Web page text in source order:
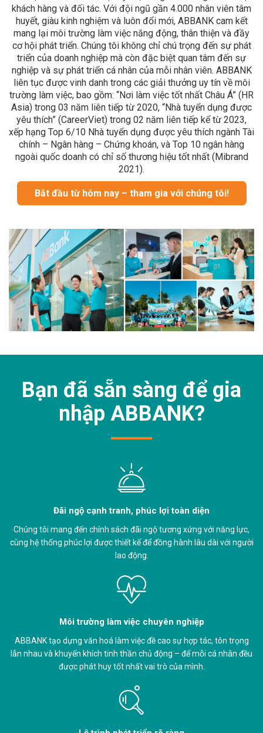
khách hàng và đối tác. Với đội ngũ gần 4.000 nhân viên tâm
huyết, giàu kinh nghiệm và luôn đổi mới, ABBANK cam kết
mang lại môi trường làm việc năng động, thân thiện và đầy
cơ hội phát triển. Chúng tôi không chỉ chú trọng đến sự phát
triển của doanh nghiệp mà còn đặc biệt quan tâm đến sự
nghiệp và sự phát triển cá nhân của mỗi nhân viên. ABBANK
liên tục được vinh danh trong các giải thưởng uy tín về môi
trường làm việc, bao gồm: “Nơi làm việc tốt nhất Châu Á” (HR
Asia) trong 03 năm liên tiếp từ 2020, “Nhà tuyển dụng được
yêu thích” (CareerViet) trong 02 năm liên tiếp kể từ 2023,
xếp hạng Top 6/10 Nhà tuyển dụng được yêu thích ngành Tài
chính – Ngân hàng – Chứng khoán, và Top 10 ngân hàng
ngoài quốc doanh có chỉ số thương hiệu tốt nhất (Mibrand
2021).
Bắt đầu từ hôm nay – tham gia với chúng tôi!
Bạn đã sẵn sàng để gia
nhập ABBANK?
Đãi ngộ cạnh tranh, phúc lợi toàn diện
Chúng tôi mang đến chính sách đãi ngộ tương xứng với năng lực,
cùng hệ thống phúc lợi được thiết kế để đồng hành lâu dài với người
lao động.
Môi trường làm việc chuyên nghiệp
ABBANK tạo dựng văn hoá làm việc đề cao sự hợp tác, tôn trọng
lẫn nhau và khuyến khích tinh thần chủ động – để mỗi cá nhân đều
được phát huy tốt nhất vai trò của mình.